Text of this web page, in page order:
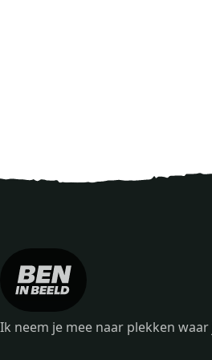
Ik neem je mee naar plekken